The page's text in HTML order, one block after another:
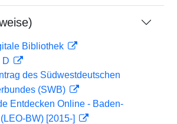
Bibliothek
D
des Südwestdeutschen
(SWB)
Entdecken Online - Baden-
BW) [2015-]